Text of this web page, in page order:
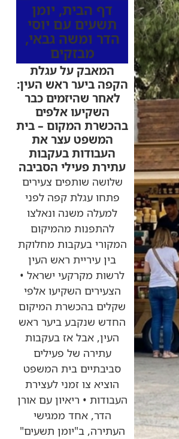
דף הבית, יומן
תשעים עם יוסי
הדר ומשה גבאי,
מבזקים
המאבק על עגלת
הקפה ביער ראש העין:
לאחר שהיזמים כבר
השקיעו אלפים
בהכשרת המקום – בית
המשפט עצר את
העבודות בעקבות
עתירת פעילי הסביבה
שלושה שותפים צעירים
פתחו עגלת קפה לפני
למעלה משנה ונאלצו
להתפנות מהמיקום
המקורי בעקבות מחלוקת
בין עיריית ראש העין
לרשות מקרקעי ישראל •
הצעירים השקיעו אלפי
שקלים בהכשרת המיקום
החדש שנקבע ביער ראש
העין, אבל אז בעקבות
עתירה של פעילים
סביבתיים בית המשפט
הוציא צו זמני לעצירת
העבודות • ריאיון עם אורן
הדר, אחד ממגישי
העתירה, ב"יומן תשעים"